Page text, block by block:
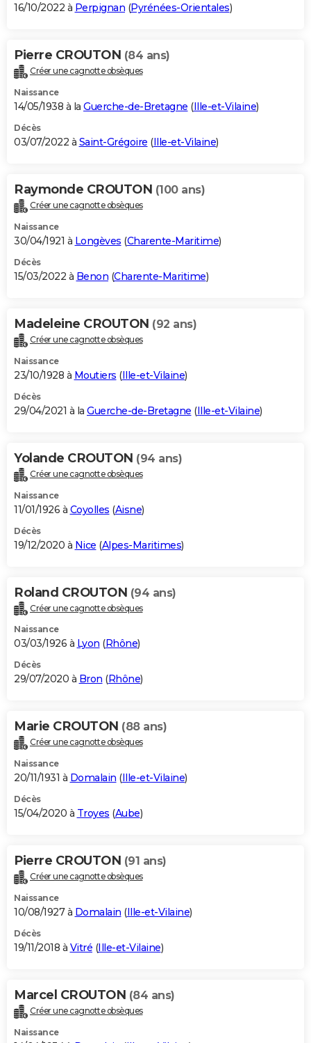
16/10/2022 à Perpignan (Pyrénées-Orientales)
Pierre CROUTON (84 ans)
Créer une cagnotte obsèques
Naissance
14/05/1938 à la Guerche-de-Bretagne (Ille-et-Vilaine)
Décès
03/07/2022 à Saint-Grégoire (Ille-et-Vilaine)
Raymonde CROUTON (100 ans)
Créer une cagnotte obsèques
Naissance
30/04/1921 à Longèves (Charente-Maritime)
Décès
15/03/2022 à Benon (Charente-Maritime)
Madeleine CROUTON (92 ans)
Créer une cagnotte obsèques
Naissance
23/10/1928 à Moutiers (Ille-et-Vilaine)
Décès
29/04/2021 à la Guerche-de-Bretagne (Ille-et-Vilaine)
Yolande CROUTON (94 ans)
Créer une cagnotte obsèques
Naissance
11/01/1926 à Coyolles (Aisne)
Décès
19/12/2020 à Nice (Alpes-Maritimes)
Roland CROUTON (94 ans)
Créer une cagnotte obsèques
Naissance
03/03/1926 à Lyon (Rhône)
Décès
29/07/2020 à Bron (Rhône)
Marie CROUTON (88 ans)
Créer une cagnotte obsèques
Naissance
20/11/1931 à Domalain (Ille-et-Vilaine)
Décès
15/04/2020 à Troyes (Aube)
Pierre CROUTON (91 ans)
Créer une cagnotte obsèques
Naissance
10/08/1927 à Domalain (Ille-et-Vilaine)
Décès
19/11/2018 à Vitré (Ille-et-Vilaine)
Marcel CROUTON (84 ans)
Créer une cagnotte obsèques
Naissance